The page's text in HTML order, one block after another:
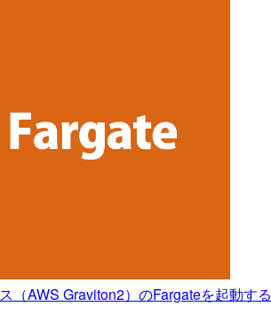
（AWS Graviton2）のFargateを起動する